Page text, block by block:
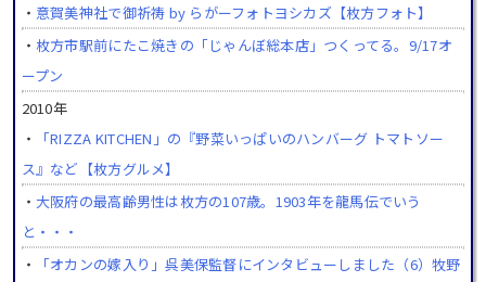
・ 意賀美神社で御祈祷 by らがーフォトヨシカズ【枚方フォト】
・ 枚方市駅前にたこ焼きの「じゃんぼ総本店」つくってる。9/17オ
ープン
2010年
・
「RIZZA KITCHEN」の『野菜いっぱいのハンバーグ トマトソー
ス』など【枚方グルメ】
・ 大阪府の最高齢男性は枚方の107歳。1903年を龍馬伝でいう
と・・・
・
「オカンの嫁入り」呉美保監督にインタビューしました（6）牧野